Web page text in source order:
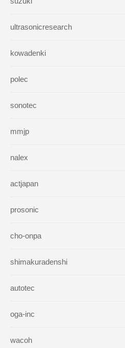
ultrasonicresearch
kowadenki
polec
sonotec
mmjp
nalex
actjapan
prosonic
cho-onpa
shimakuradenshi
autotec
oga-inc
wacoh